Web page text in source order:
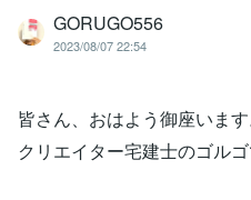
GORUGO556
2023/08/07 22:54
皆さん、おはよう御座います
クリエイター宅建士のゴルゴ